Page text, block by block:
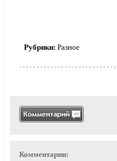
Рубрики: Разное
Комментарии: